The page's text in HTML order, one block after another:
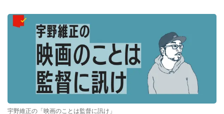
宇野維正の「映画のことは監督に訊け」